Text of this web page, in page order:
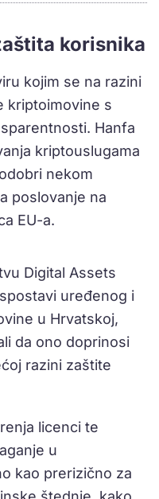
korisnika
kojim se na razini
kriptoimovine s
Hanfa
kriptouslugama
nekom
poslovanje na
EU-a.
Digital Assets
uređenog i
u Hrvatskoj,
da ono doprinosi
razini zaštite
licenci te
u
kao prerizično za